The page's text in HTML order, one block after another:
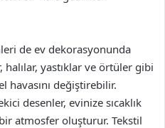
de ev dekorasyonunda
yastıklar ve örtüler gibi
havasını değiştirebilir.
desenler, evinize sıcaklık
atmosfer oluşturur. Tekstil